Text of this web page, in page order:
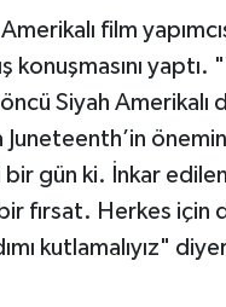
film
konuşmasını
Siyah Amerikalı
Juneteenth’in
gün ki. İnkar
fırsat. Herkes için
kutlamalıyız"